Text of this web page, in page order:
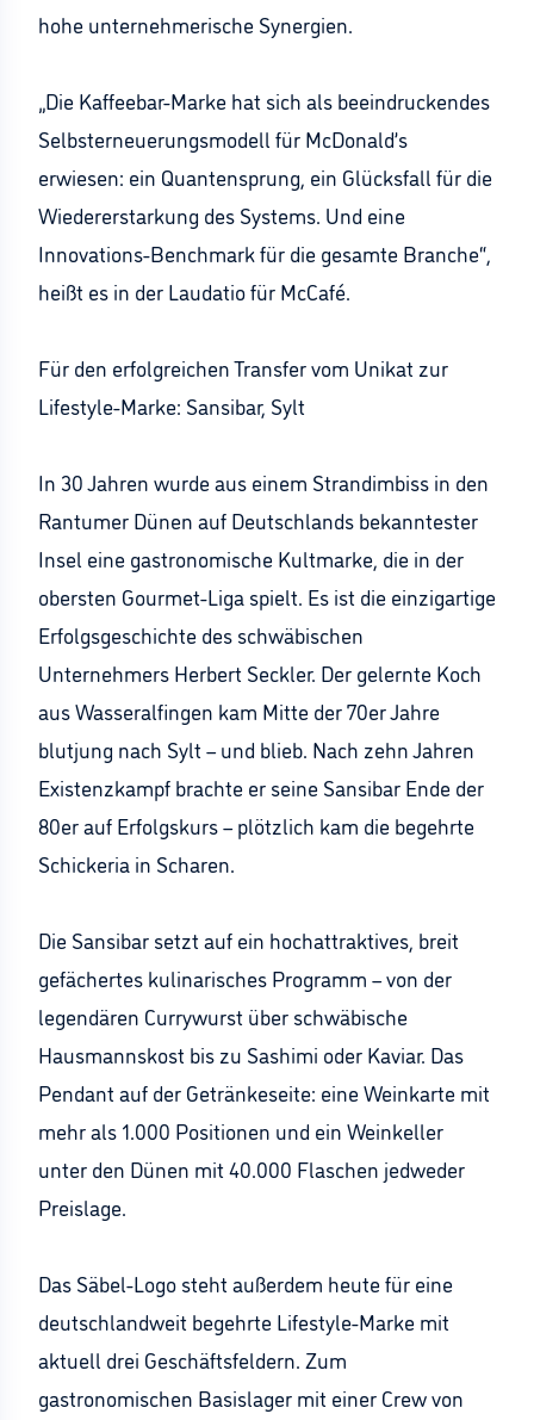
hohe unternehmerische Synergien.
„Die Kaffeebar-Marke hat sich als beeindruckendes
Selbsterneuerungsmodell für McDonald’s
erwiesen: ein Quantensprung, ein Glücksfall für die
Wiedererstarkung des Systems. Und eine
Innovations-Benchmark für die gesamte Branche“,
heißt es in der Laudatio für McCafé.
Für den erfolgreichen Transfer vom Unikat zur
Lifestyle-Marke: Sansibar, Sylt
In 30 Jahren wurde aus einem Strandimbiss in den
Rantumer Dünen auf Deutschlands bekanntester
Insel eine gastronomische Kultmarke, die in der
obersten Gourmet-Liga spielt. Es ist die einzigartige
Erfolgsgeschichte des schwäbischen
Unternehmers Herbert Seckler. Der gelernte Koch
aus Wasseralfingen kam Mitte der 70er Jahre
blutjung nach Sylt – und blieb. Nach zehn Jahren
Existenzkampf brachte er seine Sansibar Ende der
80er auf Erfolgskurs – plötzlich kam die begehrte
Schickeria in Scharen.
Die Sansibar setzt auf ein hochattraktives, breit
gefächertes kulinarisches Programm – von der
legendären Currywurst über schwäbische
Hausmannskost bis zu Sashimi oder Kaviar. Das
Pendant auf der Getränkeseite: eine Weinkarte mit
mehr als 1.000 Positionen und ein Weinkeller
unter den Dünen mit 40.000 Flaschen jedweder
Preislage.
Das Säbel-Logo steht außerdem heute für eine
deutschlandweit begehrte Lifestyle-Marke mit
aktuell drei Geschäftsfeldern. Zum
gastronomischen Basislager mit einer Crew von